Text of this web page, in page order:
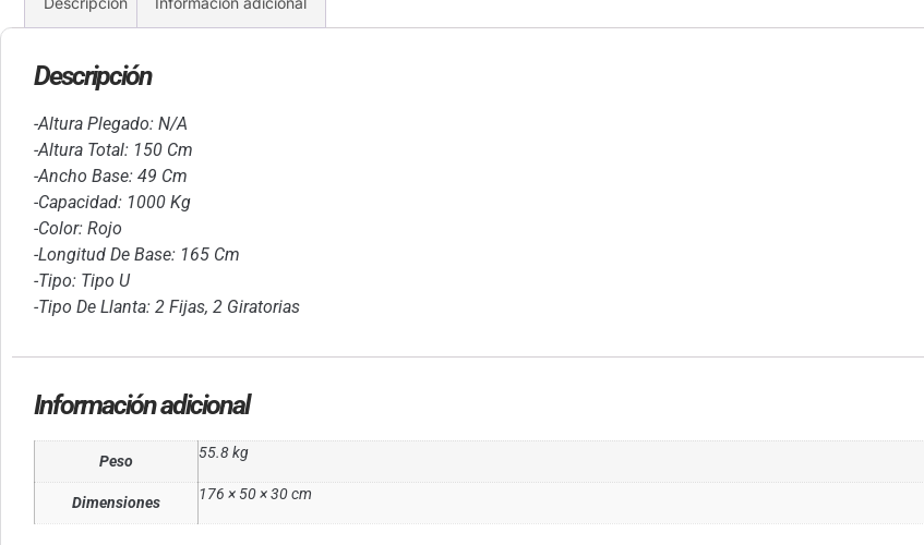
Descripción
-Altura Plegado: N/A
-Altura Total: 150 Cm
-Ancho Base: 49 Cm
-Capacidad: 1000 Kg
-Color: Rojo
-Longitud De Base: 165 Cm
-Tipo: Tipo U
-Tipo De Llanta: 2 Fijas, 2 Giratorias
Información adicional
Peso 55.8 kg
Dimensiones 176 × 50 × 30 cm